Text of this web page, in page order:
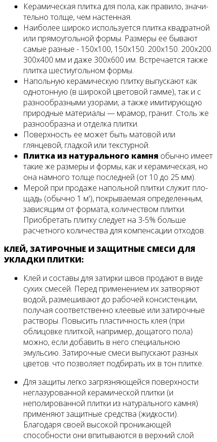
Керамическая плитка для пола, как правило, значи­
тельно толще, чем настенная.
Наиболее широко используется плитка квадратной
или прямоугольной формы. Размеры ее бывают
самые разные - 150x100, 150x150. 200x150. 200x200.
300x400 мм и даже 300x600 им. Встречается также
плитка шестиугольном формы.
Напольную керамическую плитку выпускают как
однотонную (в широкой цветовой гамме), так и с
разнообразными узорами, а также имитирующую
природные материа­лы — мрамор, гранит. Столь же
разнообразна и от­делка плитки.
Поверхность ее может быть матовой или
глянцевой, гладкой или текстурной.
Плитка из натурального камня обычно имеет
такие же размеры и формы, как и керамическая, но
она на­много толще последней (от 10 до 25 мм).
Мерой при продаже напольной плитки служит пло­
щадь (обычно 1 м'), покрываемая определенным,
за­висящим от формата, количеством плитки.
Приобре­тать плитку следует на 3-5% больше
расчетного коли­чества для компенсации отходов.
КЛЕЙ, ЗАТИРОЧНЫЕ И ЗАЩИТНЫЕ СМЕСИ ДЛЯ
УКЛАДКИ ПЛИТКИ:
Клей и составы для затирки швов продают в виде
су­хих смесей. Перед применением их затворяют
водой, размешивают до рабочей консистенции,
получая соот­ветственно клеевые или затирочные
растворы. Повы­сить пластичность клея (при
облицовке плиткой, например, до­щатого пола)
можно, если добавить в него специальною
эмульсию. Затирочные смеси выпускают разных
цве­тов. что позволяет подбирать их в тон плитке.
Для защиты легко загрязняющейся поверхности
неглазурованной керамической плитки (и
неполирован­ной плитки из натурального камня)
применяют защит­ные средства (жидкости).
Благодаря своей высокой проникающей
способности они впитываются в верх­ний слой